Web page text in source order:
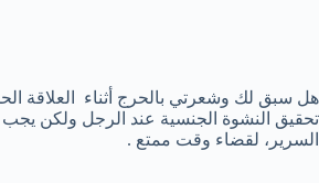
هل سبق لك وشعرتي بالحرج أثناء العلاقة
تحقيق النشوة الجنسية عند الرجل ولكن
السرير، لقضاء وقت ممتع .